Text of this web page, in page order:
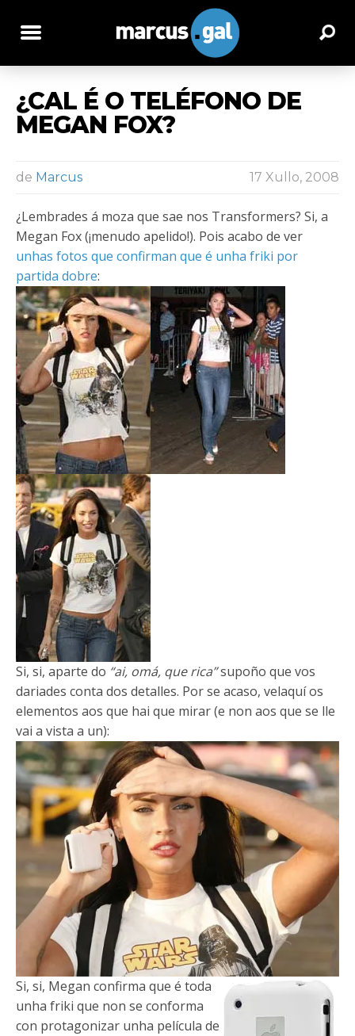
¿CAL É O TELÉFONO DE
MEGAN FOX?
de Marcus 17 Xullo, 2008
¿Lembrades á moza que sae nos Transformers? Si, a
Megan Fox (¡menudo apelido!). Pois acabo de ver
unhas fotos que confirman que é unha friki por
partida dobre:
Si, si, aparte do “ai, omá, que rica”supoño que vos
dariades conta dos detalles. Por se acaso, velaquí os
elementos aos que hai que mirar (e non aos que se lle
vai a vista a un):
Si, si, Megan confirma que é toda
unha friki que non se conforma
con protagonizar unha película de